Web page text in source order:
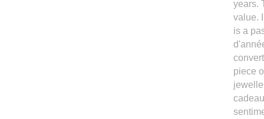
years.
value.
is a
piece